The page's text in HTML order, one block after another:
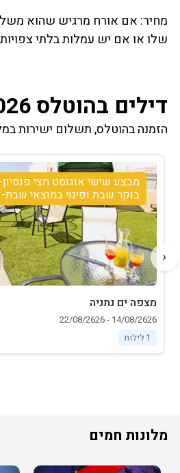
מחיר: אם אורח מרגיש שהוא
שלו או אם יש עמלות בלתי
דילים בהוטלס 2026
הזמנה בהוטלס, תשלום ישירות
מבצע שישי אוגוסט חצי
בוקר שבת ופינוי במוצאי
מצפה ים נתניה
14/08/2626 - 22/08/2626
1 לילות
‹
מלונות חמים